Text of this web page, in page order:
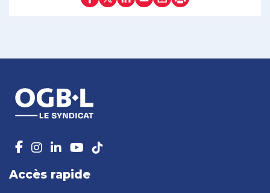
Accès rapide